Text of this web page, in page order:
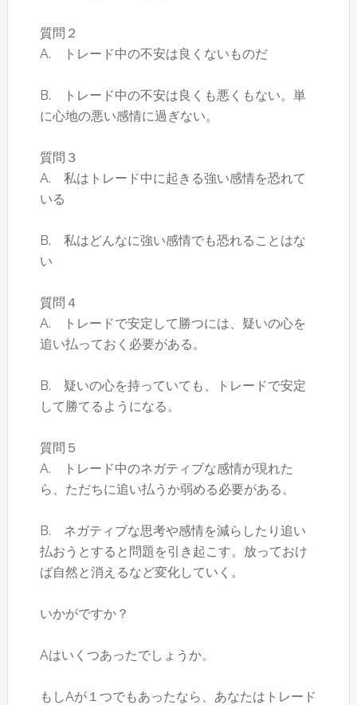
質問２
A. トレード中の不安は良くないものだ
B. トレード中の不安は良くも悪くもない。単
に心地の悪い感情に過ぎない。
質問３
A. 私はトレード中に起きる強い感情を恐れて
いる
B. 私はどんなに強い感情でも恐れることはな
い
質問４
A. トレードで安定して勝つには、疑いの心を
追い払っておく必要がある。
B. 疑いの心を持っていても、トレードで安定
して勝てるようになる。
質問５
A. トレード中のネガティブな感情が現れた
ら、ただちに追い払うか弱める必要がある。
B. ネガティブな思考や感情を減らしたり追い
払おうとすると問題を引き起こす。放っておけ
ば自然と消えるなど変化していく。
いかがですか？
Aはいくつあったでしょうか。
もしAが１つでもあったなら、あなたはトレード